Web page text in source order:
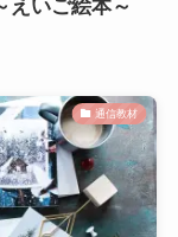
えいご絵本～
通信教材